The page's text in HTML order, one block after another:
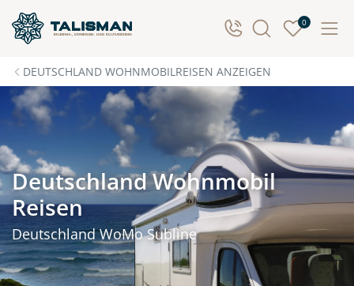
0
DEUTSCHLAND WOHNMOBILREISEN ANZEIGEN
Deutschland Wohnmobil
Reisen
Deutschland WoMo Subline